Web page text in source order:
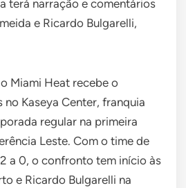
terá narração e comentários
e Ricardo Bulgarelli,
Miami Heat recebe o
no Kaseya Center, franquia
regular na primeira
Leste. Com o time de
a 0, o confronto tem início às
e Ricardo Bulgarelli na